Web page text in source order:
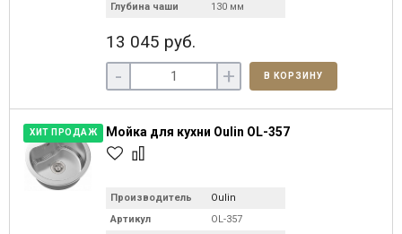
Глубина чаши
130 мм
13 045 руб.
- + В КОРЗИНУ
ХИТ ПРОДАЖ Мойка для кухни Oulin OL-357
Производитель
Oulin
Артикул
OL-357